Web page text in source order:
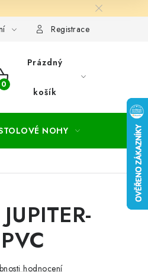
Ochrana osobních údajú
Registrace
Prázdný
košík
NOHY
hodnocení